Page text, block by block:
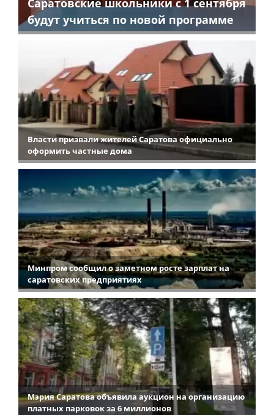
Саратовские школьники с 1 сентября
будут учиться по новой программе
Власти призвали жителей Саратова официально
оформить частные дома
Минпром сообщил о заметном росте зарплат на
саратовских предприятиях
Мэрия Саратова объявила аукцион на организацию
платных парковок за 6 миллионов